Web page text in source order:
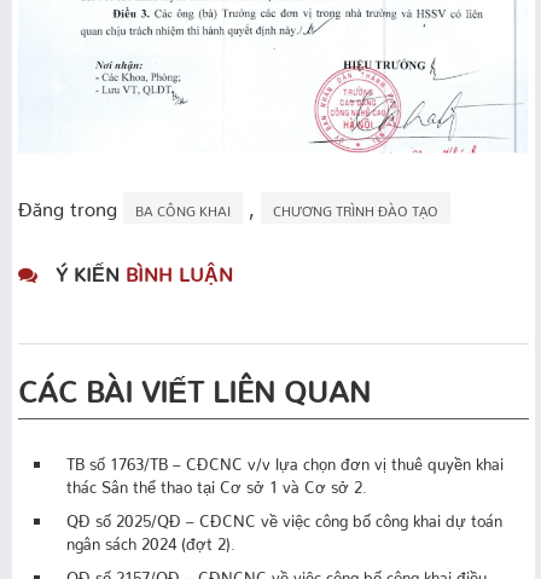
Đăng trong BA CÔNG KHAI CHƯƠNG TRÌNH ĐÀO TẠO
Ý KIẾN BÌNH LUẬN
CÁC BÀI VIẾT LIÊN QUAN
TB số 1763/TB – CĐCNC v/v lựa chọn đơn vị thuê quyền khai
thác Sân thể thao tại Cơ sở 1 và Cơ sở 2.
QĐ số 2025/QĐ – CĐCNC về việc công bố công khai dự toán
ngân sách 2024 (đợt 2).
QĐ số 2157/QĐ – CĐNCNC về việc công bố công khai điều